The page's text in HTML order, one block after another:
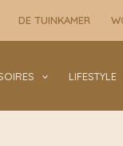
DE TUINKAMER
LIFESTYLE